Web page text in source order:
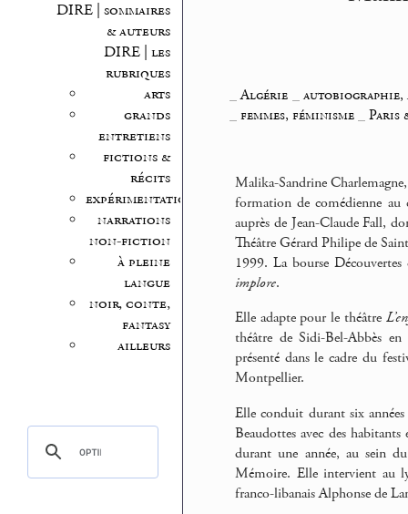
DIRE | sommaires
& auteurs
DIRE | les
rubriques
arts
grands
entretiens
fictions &
récits
expérimentation
narrations
non-fiction
à pleine
langue
noir, conte,
fantasy
ailleurs
_Algérie
femmes, féminisme_ Paris
Malika-Sandrine
formation de comédienne au
auprès de Jean-Claude Fall,
Théâtre Gérard Philipe de
1999. La bourse
implore.
Elle adapte pour le théâtre
théâtre de Sidi-Bel-Abbès
présenté dans le cadre du
Montpellier.
Elle conduit durant six
Beaudottes avec des
durant une année, au sein
Mémoire. Elle intervient au
franco-libanais Alphonse de